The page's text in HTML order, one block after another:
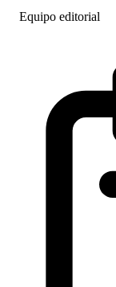
Equipo editorial